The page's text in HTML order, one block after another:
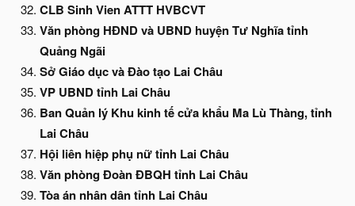
CLB Sinh Vien ATTT HVBCVT
Văn phòng HĐND và UBND huyện Tư Nghĩa tỉnh
Quảng Ngãi
Sở Giáo dục và Đào tạo Lai Châu
VP UBND tỉnh Lai Châu
Ban Quản lý Khu kinh tế cửa khẩu Ma Lù Thàng, tỉnh
Lai Châu
Hội liên hiệp phụ nữ tỉnh Lai Châu
Văn phòng Đoàn ĐBQH tỉnh Lai Châu
Tòa án nhân dân tỉnh Lai Châu